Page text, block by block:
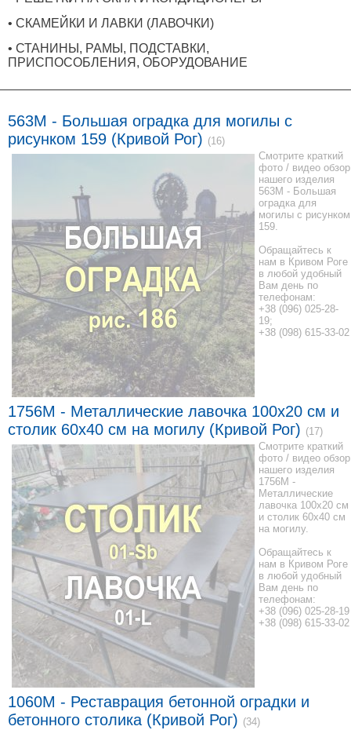
• СКАМЕЙКИ И ЛАВКИ (ЛАВОЧКИ)
• СТАНИНЫ, РАМЫ, ПОДСТАВКИ,
ПРИСПОСОБЛЕНИЯ, ОБОРУДОВАНИЕ
563M - Большая оградка для могилы с
рисунком 159 (Кривой Рог) (16)
Смотрите краткий
фото / видео обзор
нашего изделия
563M - Большая
оградка для
могилы с рисунком
159.
Обращайтесь к
нам в Кривом Роге
в любой удобный
Вам день по
телефонам:
+38 (096) 025-28-
19;
+38 (098) 615-33-02
1756M - Металлические лавочка 100x20 см и
столик 60x40 см на могилу (Кривой Рог) (17)
Смотрите краткий
фото / видео обзор
нашего изделия
1756M -
Металлические
лавочка 100x20 см
и столик 60x40 см
на могилу.
Обращайтесь к
нам в Кривом Роге
в любой удобный
Вам день по
телефонам:
+38 (096) 025-28-19
+38 (098) 615-33-02
1060M - Реставрация бетонной оградки и
бетонного столика (Кривой Рог) (34)